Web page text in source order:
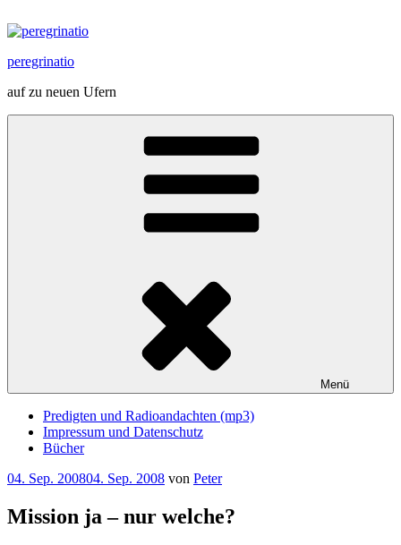
Inhalt
peregrinatio
auf zu neuen Ufern
Menü
Predigten und Radioandachten (mp3)
Impressum und Datenschutz
Bücher
Veröffentlicht
04. Sep. 200804. Sep. 2008 von Peter
Mission ja – nur welche?